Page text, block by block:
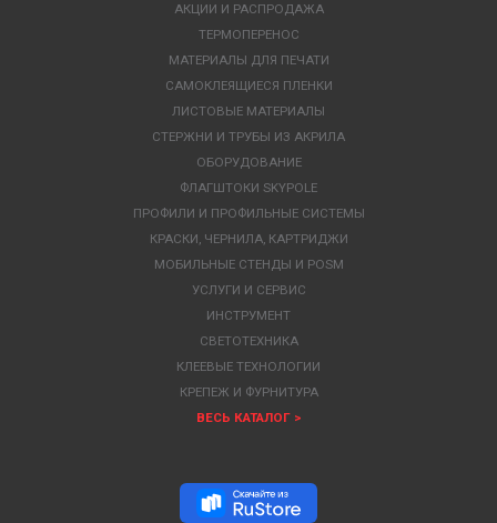
АКЦИИ И РАСПРОДАЖА
ТЕРМОПЕРЕНОС
МАТЕРИАЛЫ ДЛЯ ПЕЧАТИ
САМОКЛЕЯЩИЕСЯ ПЛЕНКИ
ЛИСТОВЫЕ МАТЕРИАЛЫ
СТЕРЖНИ И ТРУБЫ ИЗ АКРИЛА
ОБОРУДОВАНИЕ
ФЛАГШТОКИ SKYPOLE
ПРОФИЛИ И ПРОФИЛЬНЫЕ СИСТЕМЫ
КРАСКИ, ЧЕРНИЛА, КАРТРИДЖИ
МОБИЛЬНЫЕ СТЕНДЫ И POSM
УСЛУГИ И СЕРВИС
ИНСТРУМЕНТ
СВЕТОТЕХНИКА
КЛЕЕВЫЕ ТЕХНОЛОГИИ
КРЕПЕЖ И ФУРНИТУРА
ВЕСЬ КАТАЛОГ >